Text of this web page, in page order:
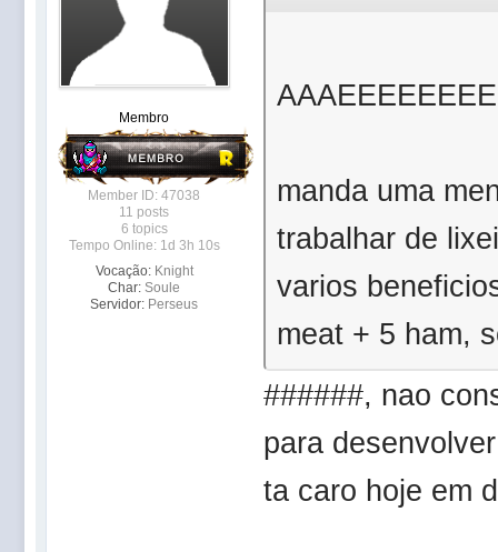
Membro
Member ID: 47038
11 posts
6 topics
Tempo Online: 1d 3h 10s
Vocação: Knight
Char: Soule
Servidor: Perseus
AAAEEEEEEEE
manda uma
trabalhar de
varios
meat + 5 ham,
######, nao
para
ta caro hoje em